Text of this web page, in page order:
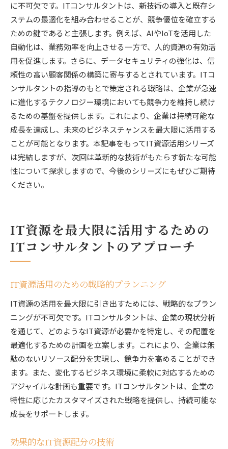
に不可欠です。ITコンサルタントは、新技術の導入と既存シ
ステムの最適化を組み合わせることが、競争優位を確立する
ための鍵であると主張します。例えば、AIやIoTを活用した
自動化は、業務効率を向上させる一方で、人的資源の有効活
用を促進します。さらに、データセキュリティの強化は、信
頼性の高い顧客関係の構築に寄与するとされています。ITコ
ンサルタントの指導のもとで策定される戦略は、企業が急速
に進化するテクノロジー環境においても競争力を維持し続け
るための基盤を提供します。これにより、企業は持続可能な
成長を達成し、未来のビジネスチャンスを最大限に活用する
ことが可能となります。本記事をもってIT資源活用シリーズ
は完結しますが、次回は革新的な技術がもたらす新たな可能
性について探求しますので、今後のシリーズにもぜひご期待
ください。
IT資源を最大限に活用するための
ITコンサルタントのアプローチ
IT資源活用のための戦略的プランニング
IT資源の活用を最大限に引き出すためには、戦略的なプラン
ニングが不可欠です。ITコンサルタントは、企業の現状分析
を通じて、どのようなIT資源が必要かを特定し、その配置を
最適化するための計画を立案します。これにより、企業は無
駄のないリソース配分を実現し、競争力を高めることができ
ます。また、変化するビジネス環境に柔軟に対応するための
アジャイルな計画も重要です。ITコンサルタントは、企業の
特性に応じたカスタマイズされた戦略を提供し、持続可能な
成長をサポートします。
効果的なIT資源配分の技術